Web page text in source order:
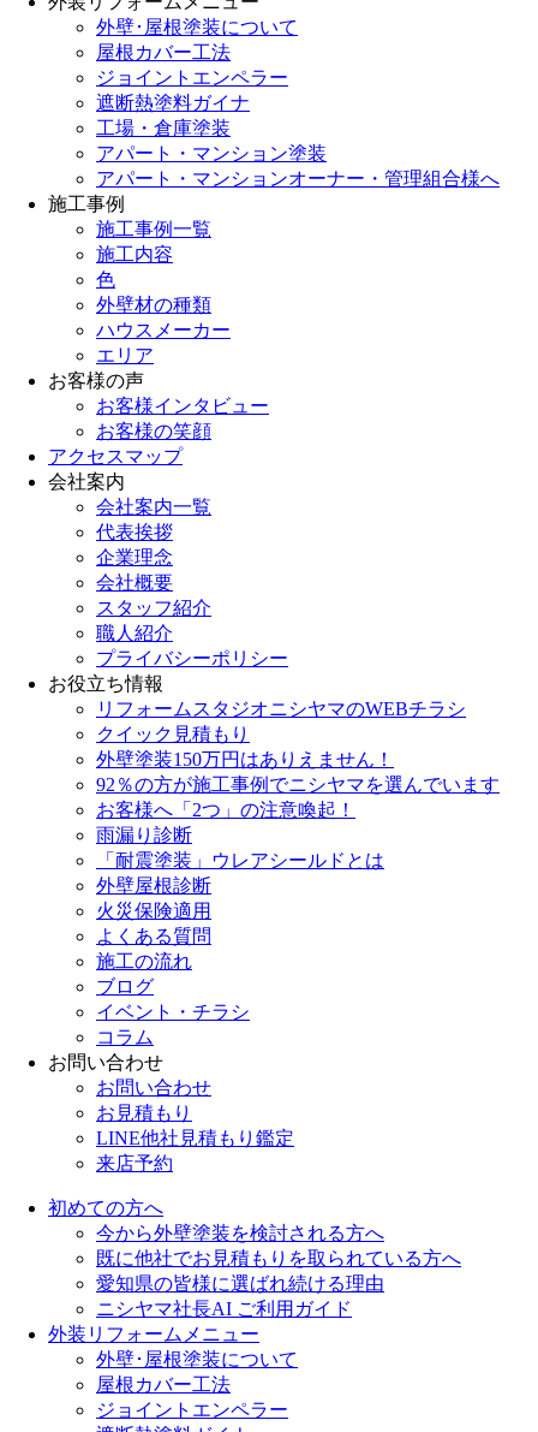
外壁･屋根塗装について
屋根カバー工法
ジョイントエンペラー
遮断熱塗料ガイナ
工場・倉庫塗装
アパート・マンション塗装
アパート・マンションオーナー・管理組合様へ
施工事例
施工事例一覧
施工内容
色
外壁材の種類
ハウスメーカー
エリア
お客様の声
お客様インタビュー
お客様の笑顔
アクセスマップ
会社案内
会社案内一覧
代表挨拶
企業理念
会社概要
スタッフ紹介
職人紹介
プライバシーポリシー
お役立ち情報
リフォームスタジオニシヤマのWEBチラシ
クイック見積もり
外壁塗装150万円はありえません！
92％の方が施工事例でニシヤマを選んでいます
お客様へ「2つ」の注意喚起！
雨漏り診断
「耐震塗装」ウレアシールドとは
外壁屋根診断
火災保険適用
よくある質問
施工の流れ
ブログ
イベント・チラシ
コラム
お問い合わせ
お問い合わせ
お見積もり
LINE他社見積もり鑑定
来店予約
初めての方へ
今から外壁塗装を検討される方へ
既に他社でお見積もりを取られている方へ
愛知県の皆様に選ばれ続ける理由
ニシヤマ社長AI ご利用ガイド
外装リフォームメニュー
外壁･屋根塗装について
屋根カバー工法
ジョイントエンペラー